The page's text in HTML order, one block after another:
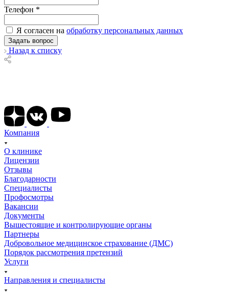
Телефон *
Я согласен на обработку персональных данных
Назад к списку
Компания
О клинике
Лицензии
Отзывы
Благодарности
Специалисты
Профосмотры
Вакансии
Документы
Вышестоящие и контролирующие органы
Партнеры
Добровольное медицинское страхование (ДМС)
Порядок рассмотрения претензий
Услуги
Направления и специалисты